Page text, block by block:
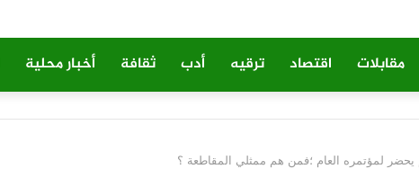
مقابلات اقتصاد ترقيه أدب ثقافة أخبار محلية
لمؤتمره العام ؛فمن هم ممثلي المقاطعة ؟